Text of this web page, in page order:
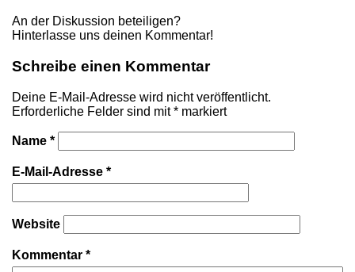
An der Diskussion beteiligen?
Hinterlasse uns deinen Kommentar!
Schreibe einen Kommentar
Deine E-Mail-Adresse wird nicht veröffentlicht.
Erforderliche Felder sind mit* markiert
Name *
E-Mail-Adresse *
Website
Kommentar *